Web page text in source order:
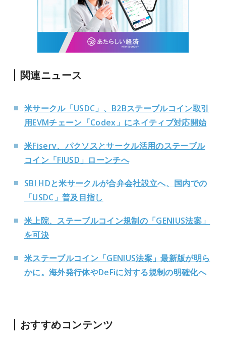
関連ニュース
米サークル「USDC」、B2Bステーブルコイン取引
用EVMチェーン「Codex」にネイティブ対応開始
米Fiserv、パクソスとサークル活用のステーブル
コイン「FIUSD」ローンチへ
SBI HDと米サークルが合弁会社設立へ、国内での
「USDC」普及目指し
米上院、ステーブルコイン規制の「GENIUS法案」
を可決
米ステーブルコイン「GENIUS法案」最新版が明ら
かに。海外発行体やDeFiに対する規制の明確化へ
おすすめコンテンツ